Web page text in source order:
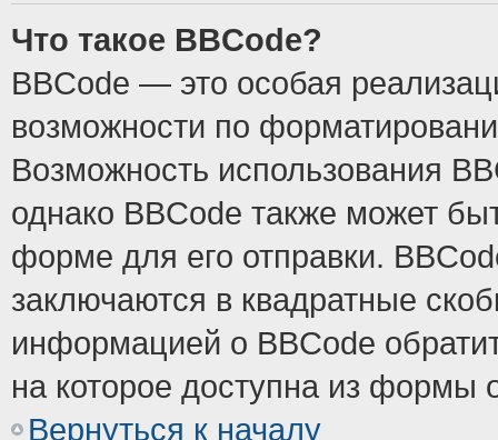
Что такое BBCode?
BBCode — это особая
возможности по
Возможность использования
однако BBCode также может
форме для его отправки.
заключаются в квадратные
информацией о BBCode
на которое доступна из формы
Вернуться к началу